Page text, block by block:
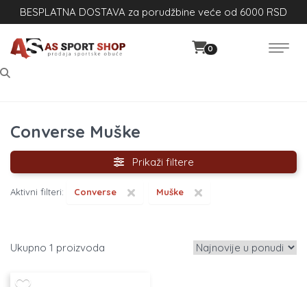
BESPLATNA DOSTAVA za porudžbine veće od 6000 RSD
0
Converse Muške
Prikaži filtere
Aktivni filteri: ×
Converse ×
Muške
1